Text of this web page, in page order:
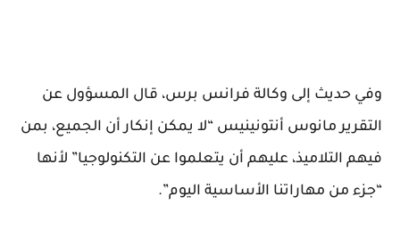
وفي حديث إلى وكالة فرانس برس، قال المسؤول عن
التقرير مانوس أنتونينيس “لا يمكن إنكار أن الجميع، بمن
فيهم التلاميذ، عليهم أن يتعلموا عن التكنولوجيا” لأنها
“جزء من مهاراتنا الأساسية اليوم”.